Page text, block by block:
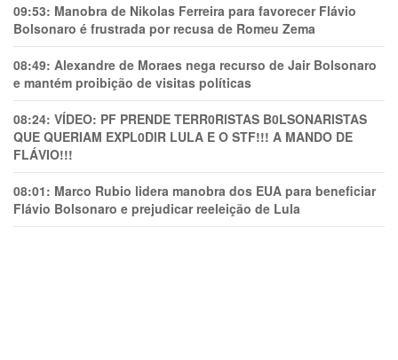
09:53: Manobra de Nikolas Ferreira para favorecer Flávio
Bolsonaro é frustrada por recusa de Romeu Zema
08:49: Alexandre de Moraes nega recurso de Jair Bolsonaro
e mantém proibição de visitas políticas
08:24: VÍDEO: PF PRENDE TERR0RlSTAS B0LSONARlSTAS
QUE QUERIAM EXPL0DlR LULA E O STF!!! A MANDO DE
FLÁVIO!!!
08:01: Marco Rubio lidera manobra dos EUA para beneficiar
Flávio Bolsonaro e prejudicar reeleição de Lula